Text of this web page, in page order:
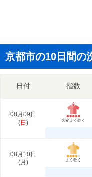
京都市の10日間の
日付 指数
08月09日
(日 ) 大変よく乾く
08月10日
(月 ) よく乾く